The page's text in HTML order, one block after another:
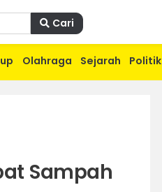
Cari
Olahraga Sejarah Politik
Sampah